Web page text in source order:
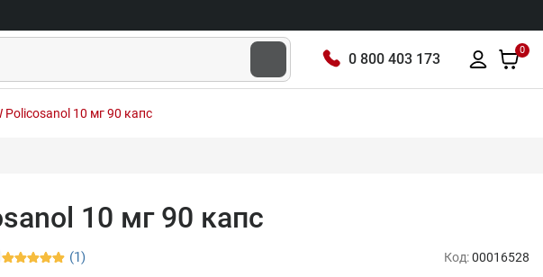
0 800 403 173
0
Policosanol 10 мг 90 капс
10 мг 90 капс
(1) Код:00016528